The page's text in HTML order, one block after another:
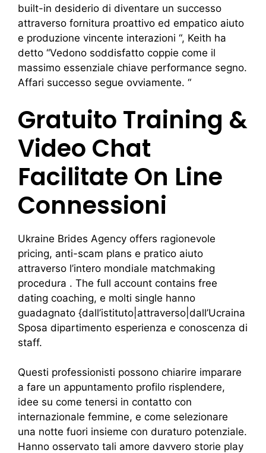
built-in desiderio di diventare un successo
attraverso fornitura proattivo ed empatico aiuto
e produzione vincente interazioni “, Keith ha
detto “Vedono soddisfatto coppie come il
massimo essenziale chiave performance segno.
Affari successo segue ovviamente. “
Gratuito Training &
Video Chat
Facilitate On Line
Connessioni
Ukraine Brides Agency offers ragionevole
pricing, anti-scam plans e pratico aiuto
attraverso l’intero mondiale matchmaking
procedura . The full account contains free
dating coaching, e molti single hanno
guadagnato {dall’istituto|attraverso|dall’Ucraina
Sposa dipartimento esperienza e conoscenza di
staff.
Questi professionisti possono chiarire imparare
a fare un appuntamento profilo risplendere,
idee su come tenersi in contatto con
internazionale femmine, e come selezionare
una notte fuori insieme con duraturo potenziale.
Hanno osservato tali amore davvero storie play